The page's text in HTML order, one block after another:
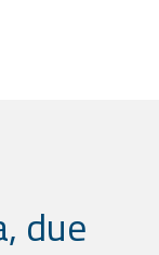
due